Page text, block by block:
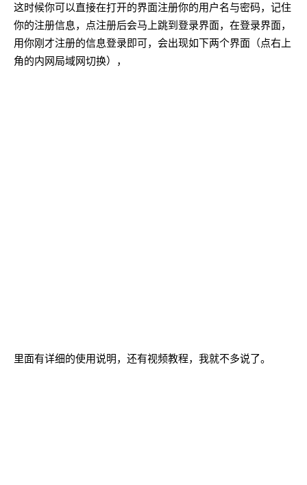
这时候你可以直接在打开的界面注册你的用户名与密码，记住
你的注册信息，点注册后会马上跳到登录界面，在登录界面，
用你刚才注册的信息登录即可，会出现如下两个界面（点右上
角的内网局域网切换），
里面有详细的使用说明，还有视频教程，我就不多说了。